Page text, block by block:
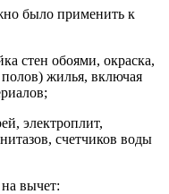
было применить к
стен обоями, окраска,
жилья, включая
электроплит,
счетчиков воды
вычет: